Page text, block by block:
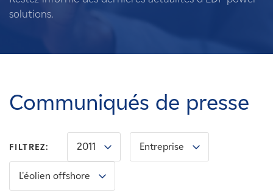
Carrières
Nouvelles
Contactez-nous
solutions.
Communiqués de presse
FILTREZ: 2011 Entreprise
L'éolien offshore